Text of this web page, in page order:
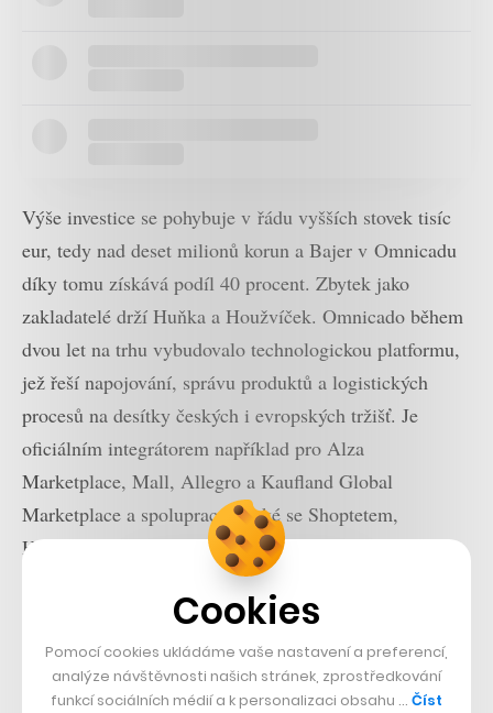
Výše investice se pohybuje v řádu vyšších stovek tisíc
eur, tedy nad deset milionů korun a Bajer v Omnicadu
díky tomu získává podíl 40 procent. Zbytek jako
zakladatelé drží Huňka a Houžvíček. Omnicado během
dvou let na trhu vybudovalo technologickou platformu,
jež řeší napojování, správu produktů a logistických
procesů na desítky českých i evropských tržišť. Je
oficiálním integrátorem například pro Alza
Marketplace, Mall, Allegro a Kaufland Global
Marketplace a spolupracuje také se Shoptetem,
Heurekou a Upgates.
Cookies
Pomocí cookies ukládáme vaše nastavení a preferencí,
analýze návštěvnosti našich stránek, zprostředkování
funkcí sociálních médií a k personalizaci obsahu … Číst